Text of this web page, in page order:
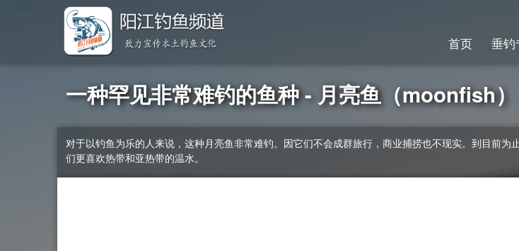
首页 垂钓
一种罕见非常难钓的鱼种 - 月亮鱼（moonfish）
对于以钓鱼为乐的人来说，这种月亮鱼非常难钓。因它们不会成群旅行，商业捕捞也不现实。到目前
们更喜欢热带和亚热带的温水。